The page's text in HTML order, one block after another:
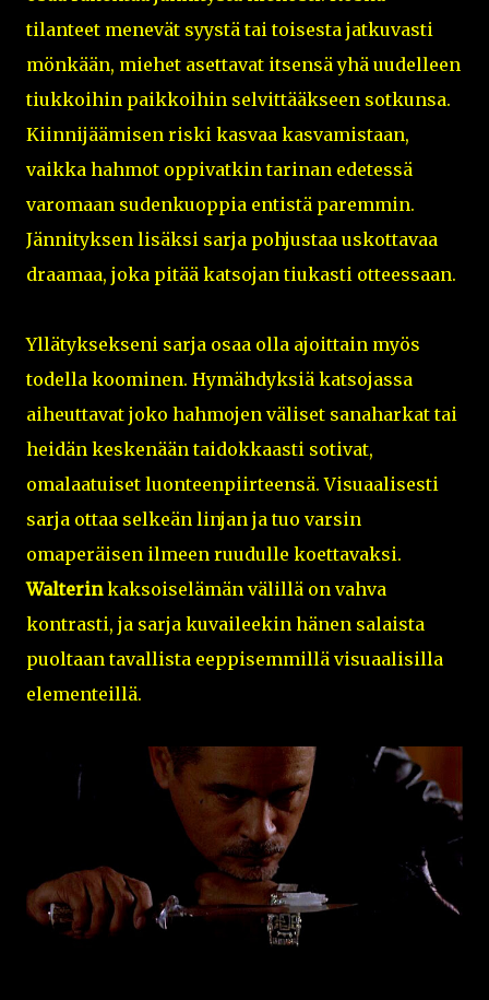
tilanteet menevät syystä tai toisesta jatkuvasti
mönkään, miehet asettavat itsensä yhä uudelleen
tiukkoihin paikkoihin selvittääkseen sotkunsa.
Kiinnijäämisen riski kasvaa kasvamistaan,
vaikka hahmot oppivatkin tarinan edetessä
varomaan sudenkuoppia entistä paremmin.
Jännityksen lisäksi sarja pohjustaa uskottavaa
draamaa, joka pitää katsojan tiukasti otteessaan.
Yllätyksekseni sarja osaa olla ajoittain myös
todella koominen. Hymähdyksiä katsojassa
aiheuttavat joko hahmojen väliset sanaharkat tai
heidän keskenään taidokkaasti sotivat,
omalaatuiset luonteenpiirteensä. Visuaalisesti
sarja ottaa selkeän linjan ja tuo varsin
omaperäisen ilmeen ruudulle koettavaksi.
Walterinkaksoiselämän välillä on vahva
kontrasti, ja sarja kuvaileekin hänen salaista
puoltaan tavallista eeppisemmillä visuaalisilla
elementeillä.